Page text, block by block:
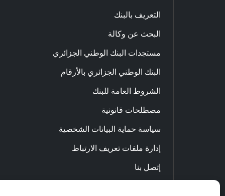
التعريف بالبنك
البحث عن وكالة
مستجدات البنك الوطني الجزائري
البنك الوطني الجزائري بالأرقام
الشروط العامة للبنك
مصطلحات قانونية
سياسة حماية البيانات الشخصية
إدارة ملفات تعريف الارتباط
إتصل بنا